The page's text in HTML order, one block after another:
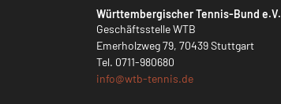
Württembergischer Tennis-Bund e.V.
Geschäftsstelle WTB
Emerholzweg 79, 70439 Stuttgart
Tel. 0711-980680
info@wtb-tennis.de